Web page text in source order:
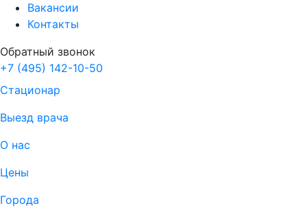
Вакансии
Контакты
Обратный звонок
+7 (495) 142-10-50
Стационар
Выезд врача
О нас
Цены
Города